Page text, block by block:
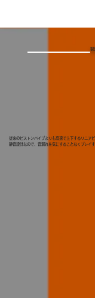
製
従来のピストンバイブよりも高速で上下するリニア
静音設計なので、音漏れを気にすることなくプレイす